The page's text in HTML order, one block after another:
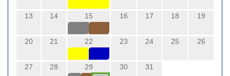
13 14 15 16 17 18 19
20 21 22 23 24 25 26
27 28 29 30 31